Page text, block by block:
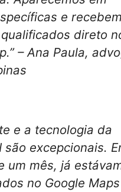
e
direto
– Ana Paula,
e a tecnologia da
são excepcionais.
um mês, já
no Google